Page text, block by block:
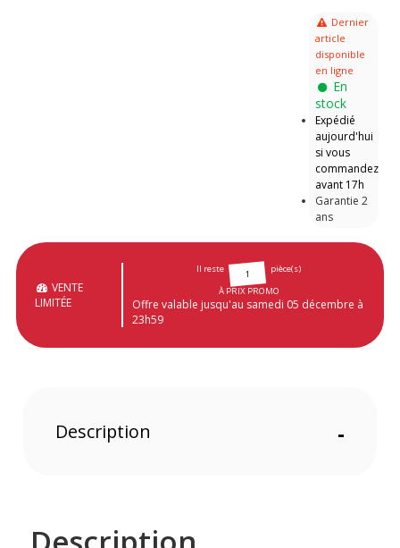
Dernier
article
disponible
en ligne
En
stock
Expédié
aujourd'hui
si vous
commandez
avant 17h
Garantie 2
ans
VENTE
LIMITÉE
Il reste 1
pièce(s)
À PRIX PROMO
Offre valable jusqu'au samedi 05 décembre à
23h59
Description -